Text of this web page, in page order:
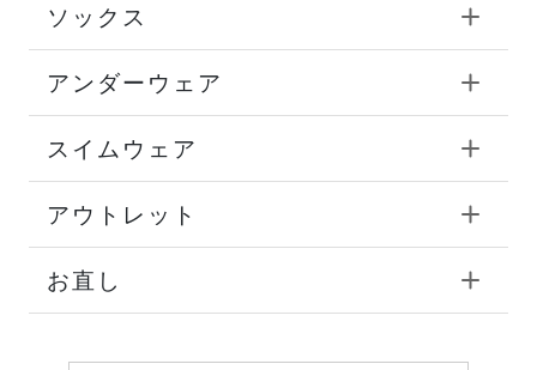
ソックス
アンダーウェア
スイムウェア
アウトレット
お直し